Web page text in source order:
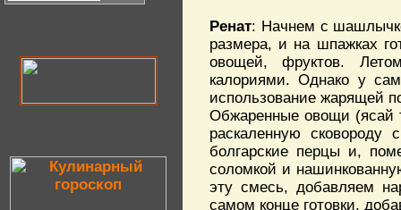
Ренат: Начнем с
размера, и на шпажках
овощей, фруктов.
калориями. Однако у
использование жарящей
Обжаренные овощи (ясай
раскаленную сковороду
болгарские перцы и,
соломкой и
эту смесь, добавляем
самом конце готовки,